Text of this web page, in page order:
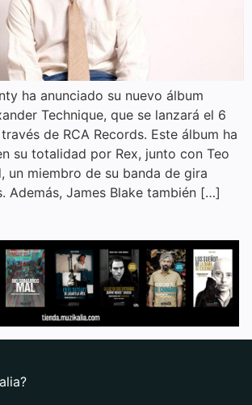
ha anunciado su nuevo álbum
Technique, que se lanzará el 6
de RCA Records. Este álbum ha
su totalidad por Rex, junto con Teo
un miembro de su banda de gira
Además, James Blake también […]